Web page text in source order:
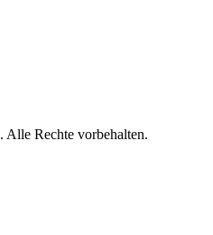
. Alle Rechte vorbehalten.